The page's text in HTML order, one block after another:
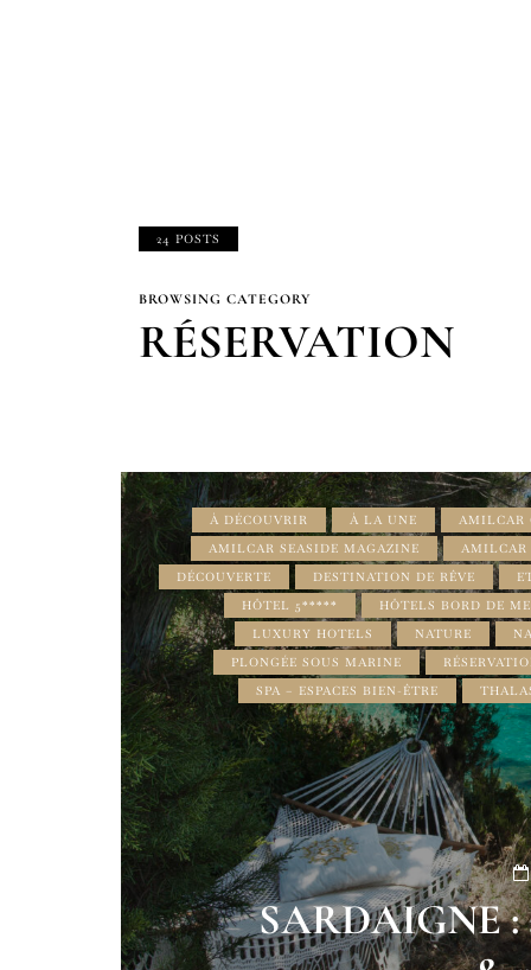
24 POSTS
BROWSING CATEGORY
RÉSERVATION
À DÉCOUVRIR À LA UNE AMILCAR
AMILCAR SEASIDE MAGAZINE
AMILCAR
DÉCOUVERTE
DESTINATION DE RÊVE
HÔTEL 5*****
HÔTELS BORD DE
LUXURY HOTELS
NATURE
PLONGÉE SOUS MARINE
SPA – ESPACES BIEN-ÊTRE
SARDAIGNE :